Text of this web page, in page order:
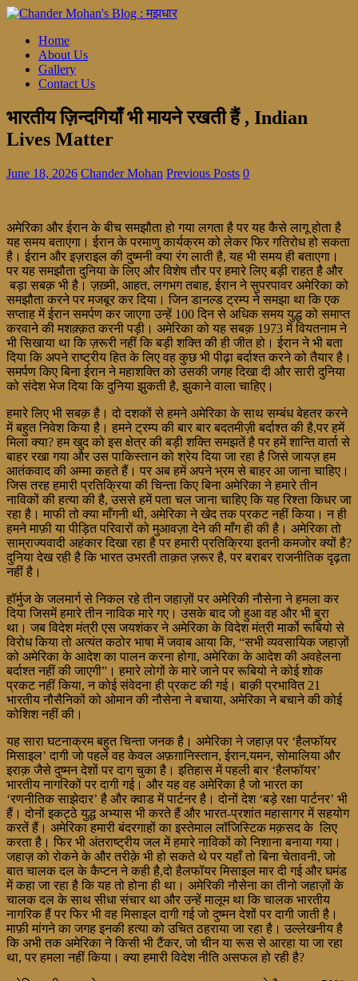
Home
About Us
Gallery
Contact Us
भारतीय ज़िन्दगियाँ भी मायने रखती हैं , Indian
Lives Matter
June 18, 2026 Chander Mohan Previous Posts 0
अमेरिका और ईरान के बीच समझौता हो गया लगता है पर यह कैसे लागू होता है
यह समय बताएगा। ईरान के परमाणु कार्यक्रम को लेकर फिर गतिरोध हो सकता
है। ईरान और इज़राइल की दुष्मनी क्या रंग लाती है, यह भी समय ही बताएगा।
पर यह समझौता दुनिया के लिए और विशेष तौर पर हमारे लिए बड़ी राहत है और
बड़ा सबक़ भी है। ज़ख़्मी, आहत, लगभग तबाह, ईरान ने सुपरपावर अमेरिका को
समझौता करने पर मजबूर कर दिया। जिन डानल्ड ट्रम्प ने समझा था कि एक
सप्ताह में ईरान समर्पण कर जाएगा उन्हें 100 दिन से अधिक समय युद्ध को समाप्त
करवाने की मशक़्क़त करनी पड़ी। अमेरिका को यह सबक़ 1973 में वियतनाम ने
भी सिखाया था कि ज़रूरी नहीं कि बड़ी शक्ति की ही जीत हो। ईरान ने भी बता
दिया कि अपने राष्ट्रीय हित के लिए वह कुछ भी पीढ़ा बर्दाश्त करने को तैयार है।
समर्पण किए बिना ईरान ने महाशक्ति को उसकी जगह दिखा दी और सारी दुनिया
को संदेश भेज दिया कि दुनिया झुकती है, झुकाने वाला चाहिए।
हमारे लिए भी सबक़ है। दो दशकों से हमने अमेरिका के साथ सम्बंध बेहतर करने
में बहुत निवेश किया है। हमने ट्रम्प की बार बार बदतमीज़ी बर्दाश्त की है,पर हमें
मिला क्या? हम खुद को इस क्षेत्र की बड़ी शक्ति समझतें है पर हमें शान्ति वार्ता से
बाहर रखा गया और उस पाकिस्तान को श्रेय दिया जा रहा है जिसे जायज़ हम
आतंकवाद की अम्मा कहते हैं। पर अब हमें अपने भ्रम से बाहर आ जाना चाहिए।
जिस तरह हमारी प्रतिक्रिया की चिन्ता किए बिना अमेरिका ने हमारे तीन
नाविकों की हत्या की है, उससे हमें पता चल जाना चाहिए कि यह रिश्ता किधर जा
रहा है। माफी तो क्या माँगनी थी, अमेरिका ने खेद तक प्रकट नहीं किया। न ही
हमने माफ़ी या पीड़ित परिवारों को मुआवज़ा देने की माँग ही की है। अमेरिका तो
साम्राज्यवादी अहंकार दिखा रहा है पर हमारी प्रतिक्रिया इतनी कमजोर क्यों है?
दुनिया देख रही है कि भारत उभरती ताक़त ज़रूर है, पर बराबर राजनीतिक दृढ़ता
नहीं है।
हॉर्मुज के जलमार्ग से निकल रहे तीन जहाज़ों पर अमेरिकी नौसेना ने हमला कर
दिया जिसमें हमारे तीन नाविक मारे गए। उसके बाद जो हुआ वह और भी बुरा
था। जब विदेश मंत्री एस जयशंकर ने अमेरिका के विदेश मंत्री मार्को रूबियो से
विरोध किया तो अत्यंत कठोर भाषा में जवाब आया कि, “सभी व्यवसायिक जहाज़ों
को अमेरिका के आदेश का पालन करना होगा, अमेरिका के आदेश की अवहेलना
बर्दाश्त नहीं की जाएगी”। हमारे लोगों के मारे जाने पर रूबियो ने कोई शोक
प्रकट नहीं किया, न कोई संवेदना ही प्रकट की गई। बाक़ी प्रभावित 21
भारतीय नौसैनिकों को ओमान की नौसेना ने बचाया, अमेरिका ने बचाने की कोई
कोशिश नहीं की।
यह सारा घटनाक्रम बहुत चिन्ता जनक है। अमेरिका ने जहाज़ पर ‘हैलफॉयर
मिसाइल’ दागी जो पहले वह केवल अफ़ग़ानिस्तान, ईरान,यमन, सोमालिया और
इराक़ जैसे दुष्मन देशों पर दाग चुका है। इतिहास में पहली बार ‘हैलफॉयर’
भारतीय नागरिकों पर दागी गई। और यह वह अमेरिका है जो भारत का
‘रणनीतिक साझेदार’ है और क्वाड में पार्टनर है। दोनों देश ‘बड़े रक्षा पार्टनर’ भी
हैं। दोनों इकट्ठे युद्ध अभ्यास भी करते हैं और भारत-प्रशांत महासागर में सहयोग
करतें हैं। अमेरिका हमारी बंदरगाहों का इस्तेमाल लॉजिस्टिक मक़सद के लिए
करता है। फिर भी अंतराष्ट्रीय जल में हमारे नाविकों को निशाना बनाया गया।
जहाज़ को रोकने के और तरीक़े भी हो सकते थे पर यहाँ तो बिना चेतावनी, जो
बात चालक दल के कैप्टन ने कही है,दो हैलफॉयर मिसाइल मार दी गई और घमंड
में कहा जा रहा है कि यह तो होना ही था। अमेरिकी नौसेना का तीनो जहाज़ों के
चालक दल के साथ सीधा संचार था और उन्हें मालूम था कि चालक भारतीय
नागरिक हैं पर फिर भी वह मिसाइल दागी गई जो दुष्मन देशों पर दागी जाती है।
माफ़ी मांगने का जगह इनकी हत्या को उचित ठहराया जा रहा है। उल्लेखनीय है
कि अभी तक अमेरिका ने किसी भी टैंकर, जो चीन या रूस से आरहा या जा रहा
था, पर हमला नहीं किया। क्या हमारी विदेश नीति असफल हो रही है?